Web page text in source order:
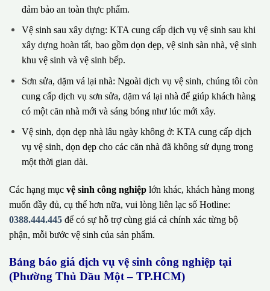
đảm bảo an toàn thực phẩm.
Vệ sinh sau xây dựng: KTA cung cấp dịch vụ vệ sinh sau khi
xây dựng hoàn tất, bao gồm dọn dẹp, vệ sinh sàn nhà, vệ sinh
khu vệ sinh và vệ sinh bếp.
Sơn sửa, dặm vá lại nhà: Ngoài dịch vụ vệ sinh, chúng tôi còn
cung cấp dịch vụ sơn sửa, dặm vá lại nhà để giúp khách hàng
có một căn nhà mới và sáng bóng như lúc mới xây.
Vệ sinh, dọn dẹp nhà lâu ngày không ở: KTA cung cấp dịch
vụ vệ sinh, dọn dẹp cho các căn nhà đã không sử dụng trong
một thời gian dài.
Các hạng mục vệ sinh công nghiệp lớn khác, khách hàng mong
muốn đầy đủ, cụ thể hơn nữa, vui lòng liên lạc số Hotline:
0388.444.445 để có sự hỗ trợ cùng giá cả chính xác từng bộ
phận, mỗi bước vệ sinh của sản phẩm.
Bảng báo giá dịch vụ vệ sinh công nghiệp tại
(Phường Thủ Dầu Một – TP.HCM)